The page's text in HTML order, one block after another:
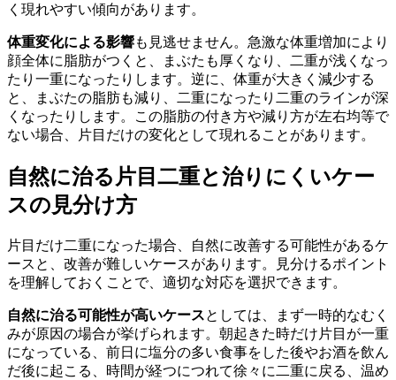
く現れやすい傾向があります。
体重変化による影響も見逃せません。急激な体重増加により
顔全体に脂肪がつくと、まぶたも厚くなり、二重が浅くなっ
たり一重になったりします。逆に、体重が大きく減少する
と、まぶたの脂肪も減り、二重になったり二重のラインが深
くなったりします。この脂肪の付き方や減り方が左右均等で
ない場合、片目だけの変化として現れることがあります。
自然に治る片目二重と治りにくいケー
スの見分け方
片目だけ二重になった場合、自然に改善する可能性があるケ
ースと、改善が難しいケースがあります。見分けるポイント
を理解しておくことで、適切な対応を選択できます。
自然に治る可能性が高いケースとしては、まず一時的なむく
みが原因の場合が挙げられます。朝起きた時だけ片目が一重
になっている、前日に塩分の多い食事をした後やお酒を飲ん
だ後に起こる、時間が経つにつれて徐々に二重に戻る、温め